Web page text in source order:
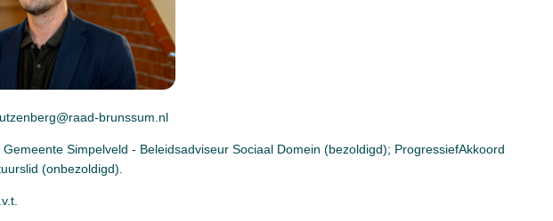
brunssum.nl
Gemeente Simpelveld - Beleidsadviseur Sociaal Domein (bezoldigd); ProgressiefAkkoord
(onbezoldigd).